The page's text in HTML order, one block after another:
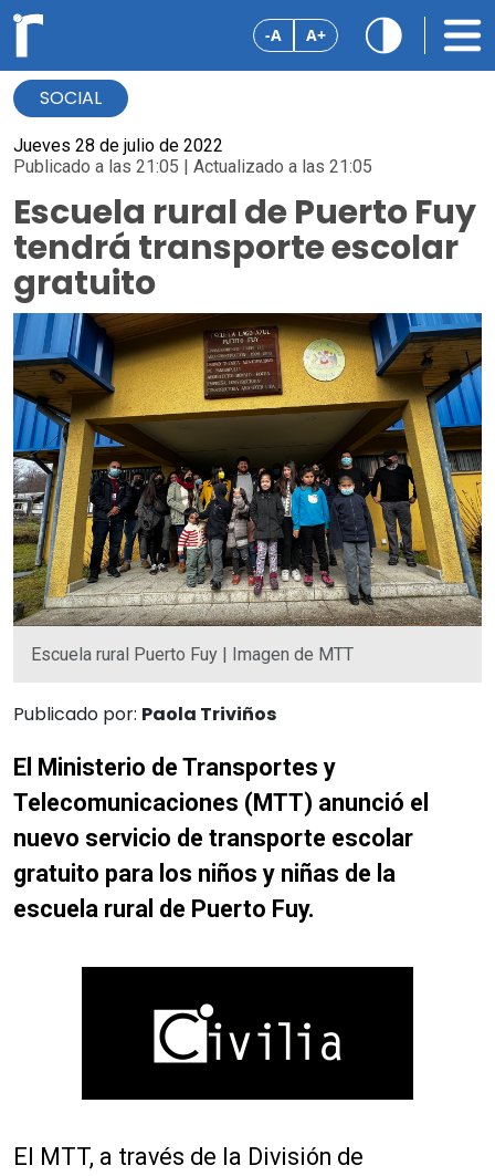
-A A+
SOCIAL
Jueves 28 de julio de 2022
Publicado a las 21:05 | Actualizado a las 21:05
Escuela rural de Puerto Fuy
tendrá transporte escolar
gratuito
Escuela rural Puerto Fuy | Imagen de MTT
Publicado por: Paola Triviños
El Ministerio de Transportes y
Telecomunicaciones (MTT) anunció el
nuevo servicio de transporte escolar
gratuito para los niños y niñas de la
escuela rural de Puerto Fuy.
El MTT, a través de la División de